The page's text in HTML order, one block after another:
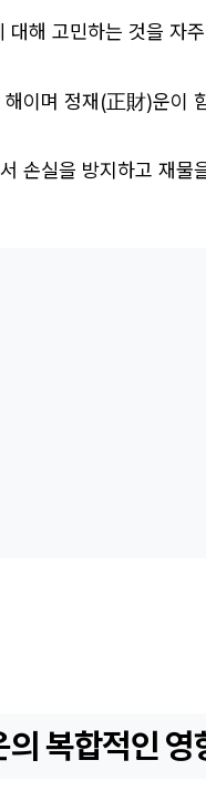
해 고민하는 것을
이며 정재(正財)운이
손실을 방지하고 재물
복합적인 영